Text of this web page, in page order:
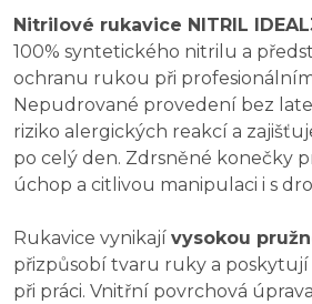
Nitrilové rukavice NITRIL
100% syntetického nitrilu a
ochranu rukou při
Nepudrované provedení bez
riziko alergických reakcí a
po celý den. Zdrsněné konečky
úchop a citlivou manipulaci i s
Rukavice vynikají vysokou
přizpůsobí tvaru ruky a
při práci. Vnitřní povrchová